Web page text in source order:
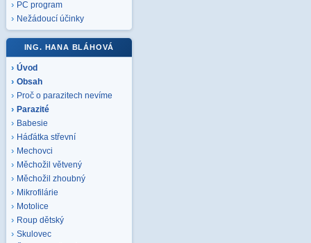
PC program
Nežádoucí účinky
ING. HANA BLÁHOVÁ
Úvod
Obsah
Proč o parazitech nevíme
Parazité
Babesie
Háďátka střevní
Mechovci
Měchožil větvený
Měchožil zhoubný
Mikrofilárie
Motolice
Roup dětský
Skulovec